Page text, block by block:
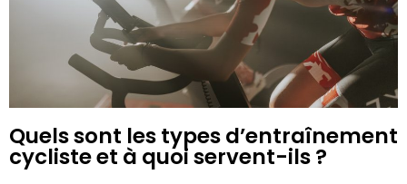
Quels sont les types d’entraînement
cycliste et à quoi servent-ils ?